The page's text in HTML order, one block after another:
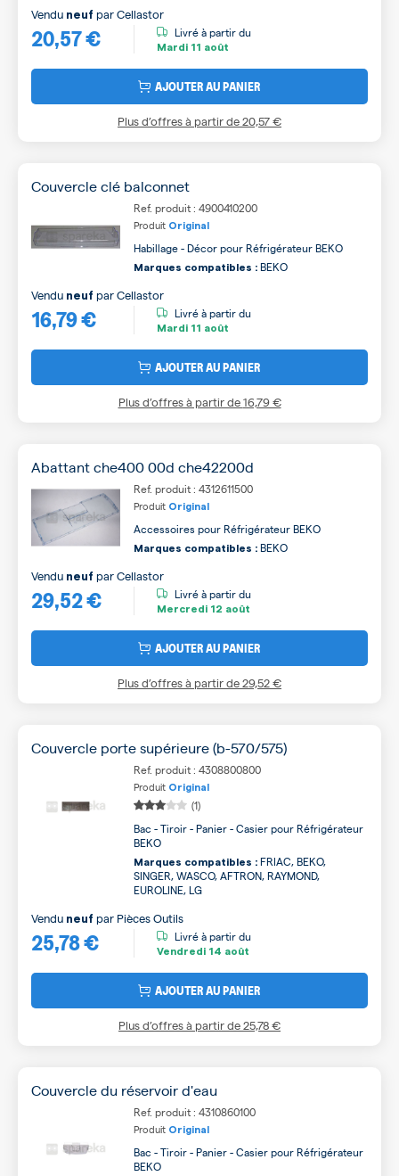
20,57 €
Vendu neuf parCellastor
Livré à partir du
Mardi 11 août
AJOUTER AU PANIER
Plus d’offres à partir de20,57 €
Couvercle clé balconnet
Ref. produit : 4900410200
Produit Original
Habillage - Décor pour Réfrigérateur BEKO
Marques compatibles : BEKO
16,79 €
Vendu neuf parCellastor
Livré à partir du
Mardi 11 août
AJOUTER AU PANIER
Plus d’offres à partir de16,79 €
Abattant che400 00d che42200d
Ref. produit : 4312611500
Produit Original
Accessoires pour Réfrigérateur BEKO
Marques compatibles : BEKO
29,52 €
Vendu neuf parCellastor
Livré à partir du
Mercredi 12 août
AJOUTER AU PANIER
Plus d’offres à partir de29,52 €
Couvercle porte supérieure (b-570/575)
Ref. produit : 4308800800
Produit Original
(1)
Bac - Tiroir - Panier - Casier pour Réfrigérateur
BEKO
Marques compatibles : FRIAC, BEKO,
SINGER, WASCO, AFTRON, RAYMOND,
EUROLINE, LG
25,78 €
Vendu neuf par Pièces Outils
Livré à partir du
Vendredi 14 août
AJOUTER AU PANIER
Plus d’offres à partir de25,78 €
Couvercle du réservoir d'eau
Ref. produit : 4310860100
Produit Original
Bac - Tiroir - Panier - Casier pour Réfrigérateur
BEKO